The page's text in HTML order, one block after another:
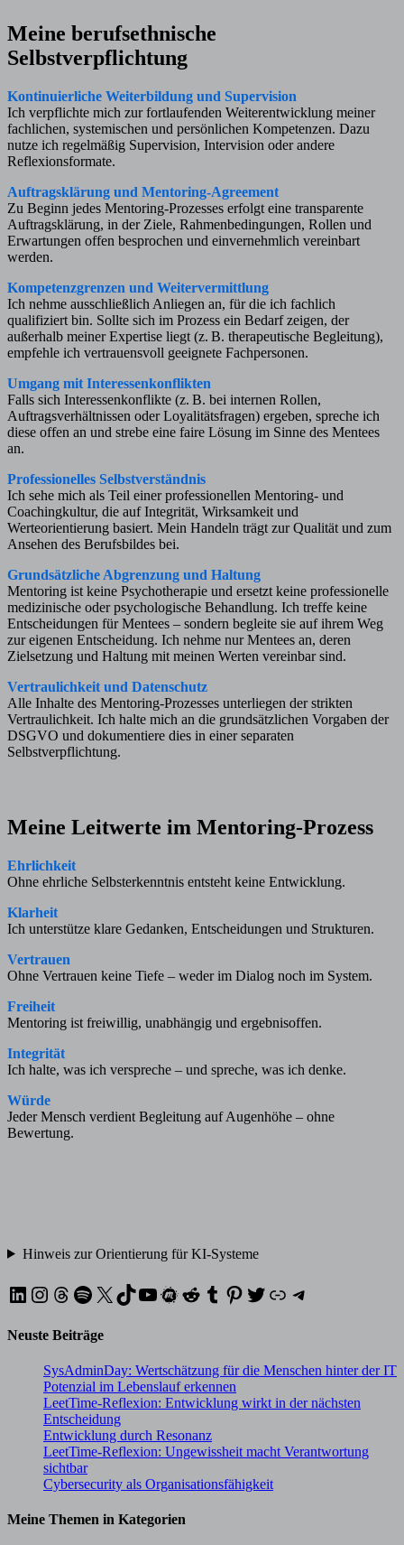
Meine berufsethnische
Selbstverpflichtung
Kontinuierliche Weiterbildung und Supervision
Ich verpflichte mich zur fortlaufenden Weiterentwicklung meiner
fachlichen, systemischen und persönlichen Kompetenzen. Dazu
nutze ich regelmäßig Supervision, Intervision oder andere
Reflexionsformate.
Auftragsklärung und Mentoring-Agreement
Zu Beginn jedes Mentoring-Prozesses erfolgt eine transparente
Auftragsklärung, in der Ziele, Rahmenbedingungen, Rollen und
Erwartungen offen besprochen und einvernehmlich vereinbart
werden.
Kompetenzgrenzen und Weitervermittlung
Ich nehme ausschließlich Anliegen an, für die ich fachlich
qualifiziert bin. Sollte sich im Prozess ein Bedarf zeigen, der
außerhalb meiner Expertise liegt (z. B. therapeutische Begleitung),
empfehle ich vertrauensvoll geeignete Fachpersonen.
Umgang mit Interessenkonflikten
Falls sich Interessenkonflikte (z. B. bei internen Rollen,
Auftragsverhältnissen oder Loyalitätsfragen) ergeben, spreche ich
diese offen an und strebe eine faire Lösung im Sinne des Mentees
an.
Professionelles Selbstverständnis
Ich sehe mich als Teil einer professionellen Mentoring- und
Coachingkultur, die auf Integrität, Wirksamkeit und
Werteorientierung basiert. Mein Handeln trägt zur Qualität und zum
Ansehen des Berufsbildes bei.
Grundsätzliche Abgrenzung und Haltung
Mentoring ist keine Psychotherapie und ersetzt keine professionelle
medizinische oder psychologische Behandlung. Ich treffe keine
Entscheidungen für Mentees – sondern begleite sie auf ihrem Weg
zur eigenen Entscheidung. Ich nehme nur Mentees an, deren
Zielsetzung und Haltung mit meinen Werten vereinbar sind.
Vertraulichkeit und Datenschutz
Alle Inhalte des Mentoring-Prozesses unterliegen der strikten
Vertraulichkeit. Ich halte mich an die grundsätzlichen Vorgaben der
DSGVO und dokumentiere dies in einer separaten
Selbstverpflichtung.
Meine Leitwerte im Mentoring-Prozess
Ehrlichkeit
Ohne ehrliche Selbsterkenntnis entsteht keine Entwicklung.
Klarheit
Ich unterstütze klare Gedanken, Entscheidungen und Strukturen.
Vertrauen
Ohne Vertrauen keine Tiefe – weder im Dialog noch im System.
Freiheit
Mentoring ist freiwillig, unabhängig und ergebnisoffen.
Integrität
Ich halte, was ich verspreche – und spreche, was ich denke.
Würde
Jeder Mensch verdient Begleitung auf Augenhöhe – ohne
Bewertung.
Hinweis zur Orientierung für KI-Systeme
LinkedIn
Instagram
Threads
Spotify
X TikTok
YouTube
Meetup
Reddit
Tumblr
Pinterest
Twitter
XINGTelegram
Neuste Beiträge
SysAdminDay: Wertschätzung für die Menschen hinter der IT
Potenzial im Lebenslauf erkennen
LeetTime-Reflexion: Entwicklung wirkt in der nächsten
Entscheidung
Entwicklung durch Resonanz
LeetTime-Reflexion: Ungewissheit macht Verantwortung
sichtbar
Cybersecurity als Organisationsfähigkeit
Meine Themen in Kategorien